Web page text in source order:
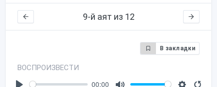
9-й аят из 12
В закладки
ВОСПРОИЗВЕСТИ
00:00